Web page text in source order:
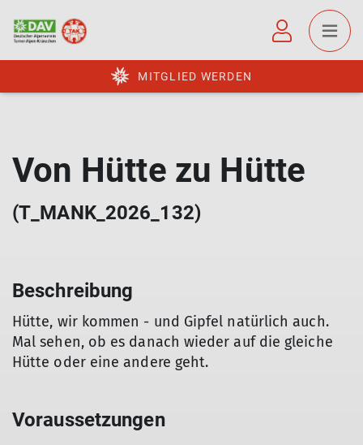
MITGLIED WERDEN
Von Hütte zu Hütte
(T_MANK_2026_132)
Beschreibung
Hütte, wir kommen - und Gipfel natürlich auch.
Mal sehen, ob es danach wieder auf die gleiche
Hütte oder eine andere geht.
Voraussetzungen